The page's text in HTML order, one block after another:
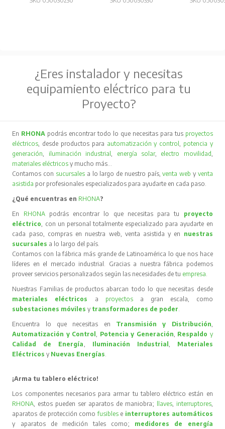
¿Eres instalador y necesitas
equipamiento eléctrico para tu
Proyecto?
En RHONA podrás encontrar todo lo que necesitas para tus proyectos
eléctricos , desde productos para automatización y control
potencia y
generación
iluminación industrial energía solar, electro movilidad
materiales eléctricos y mucho más…
Contamos con sucursales a lo largo de nuestro país,venta web y venta
asistida por profesionales especializados para ayudarte en cada paso.
¿Qué encuentras en RHONA?
En RHONA podrás encontrar lo que necesitas para tu proyecto
eléctrico , con un personal totalmente especializado para ayudarte en
cada paso, compras en nuestra web, venta asistida y en nuestras
sucursales a lo largo del país.
Contamos con la fábrica más grande de Latinoamérica lo que nos hace
líderes en el mercado industrial. Gracias a nuestra fábrica podemos
proveer servicios personalizados según las necesidades de tu empresa
Nuestras Familias de productos abarcan todo lo que necesitas desde
materiales eléctricos
a proyectos
a gran escala, como
subestaciones móvilesy transformadores de poder
Encuentra lo que necesitas en Transmisión y Distribución
Automatización y Control
Potencia y Generación Respaldo y
Calidad de Energía
Iluminación Industrial
Materiales
Eléctricos y Nuevas Energías
¡Arma tu tablero eléctrico!
Los componentes necesarios para armar tu tablero eléctrico están en
RHONA , estos pueden ser aparatos de maniobra; llaves, interruptores,
aparatos de protección comofusibles e interruptores automáticos
y aparatos de medición tales como; medidores de energía